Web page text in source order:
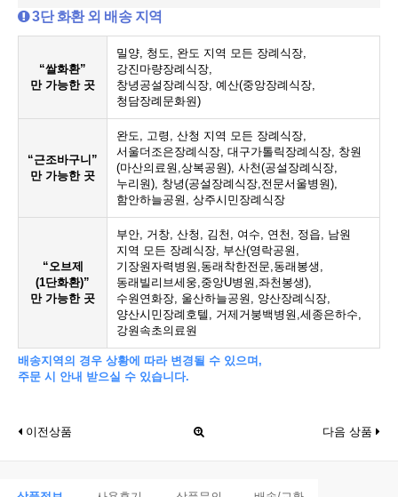
3단 화환 외 배송 지역
“쌀화환”
만 가능한 곳
밀양, 청도, 완도 지역 모든 장례식장,
강진마량장례식장,
창녕공설장례식장, 예산(중앙장례식장,
청담장례문화원)
“근조바구니”
만 가능한 곳
완도, 고령, 산청 지역 모든 장례식장,
서울더조은장례식장, 대구가톨릭장례식장, 창원
(마산의료원,상복공원), 사천(공설장례식장,
누리원), 창녕(공설장례식장,전문서울병원),
함안하늘공원, 상주시민장례식장
“오브제
(1단화환)”
만 가능한 곳
부안, 거창, 산청, 김천, 여수, 연천, 정읍, 남원
지역 모든 장례식장, 부산(영락공원,
기장원자력병원,동래착한전문,동래봉생,
동래빌리브세웅,중앙U병원,좌천봉생),
수원연화장, 울산하늘공원, 양산장례식장,
양산시민장례호텔, 거제거붕백병원,세종은하수,
강원속초의료원
배송지역의 경우 상황에 따라 변경될 수 있으며,
주문 시 안내 받으실 수 있습니다.
이전상품 다음 상품